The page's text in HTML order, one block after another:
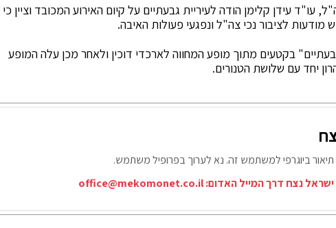
עו"ד עידן קלימן הודה לעיריית גבעתיים על קיום האירוע המכובד וציין כי
לציבור נכי צה"ל ונפגעי פעולות האיבה.
בקטעים מתוך מופע המחווה לארכדי דוכין ולאחר מכן עלה המופע
יחד עם שלושת הטנורים.
ביוגרפי למשתמש זה. נא לערוך בפרופיל משתמש.
נצח דרך המייל האדום:office@mekomonet.co.il